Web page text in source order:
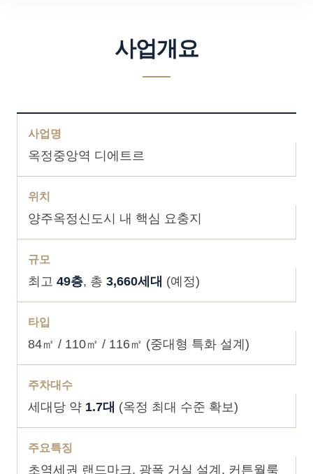
사업개요
사업명
옥정중앙역 디에트르
위치
양주옥정신도시 내 핵심 요충지
규모
최고 49층, 총 3,660세대 (예정)
타입
84㎡ / 110㎡ / 116㎡ (중대형 특화 설계)
주차대수
세대당 약 1.7대 (옥정 최대 수준 확보)
주요특징
초역세권 랜드마크, 광폭 거실 설계, 커튼월룩